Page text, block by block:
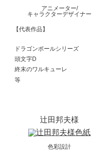
アニメーター/
キャラクターデザイナー
【代表作品】
ドラゴンボールシリーズ
頭文字D
終末のワルキューレ
等
辻田邦夫様
色彩設計